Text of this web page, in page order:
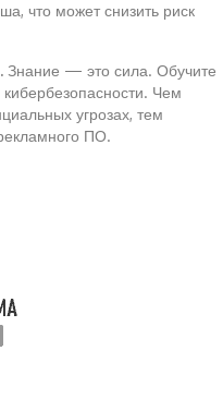
что может снизить риск
Знание — это сила. Обучите
Чем
угрозах, тем
ПО.